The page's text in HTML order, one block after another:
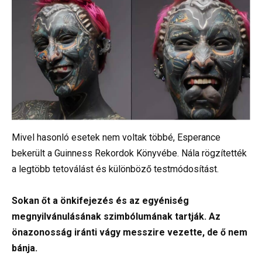
Mivel hasonló esetek nem voltak többé, Esperance
bekerült a Guinness Rekordok Könyvébe. Nála rögzítették
a legtöbb tetoválást és különböző testmódosítást.
Sokan őt a önkifejezés és az egyéniség
megnyilvánulásának szimbólumának tartják. Az
önazonosság iránti vágy messzire vezette, de ő nem
bánja.